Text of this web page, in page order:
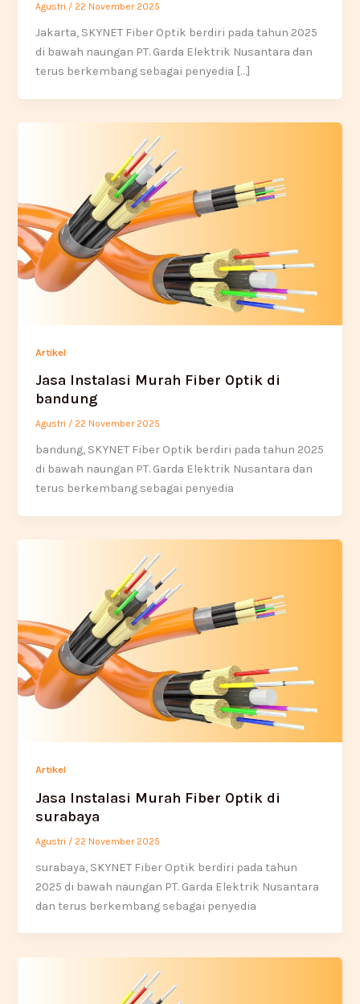
Agustri / 22 November 2025
Jakarta, SKYNET Fiber Optik berdiri pada tahun 2025
di bawah naungan PT. Garda Elektrik Nusantara dan
terus berkembang sebagai penyedia […]
Artikel
Jasa Instalasi Murah Fiber Optik di
bandung
Agustri / 22 November 2025
bandung, SKYNET Fiber Optik berdiri pada tahun 2025
di bawah naungan PT. Garda Elektrik Nusantara dan
terus berkembang sebagai penyedia
Artikel
Jasa Instalasi Murah Fiber Optik di
surabaya
Agustri / 22 November 2025
surabaya, SKYNET Fiber Optik berdiri pada tahun
2025 di bawah naungan PT. Garda Elektrik Nusantara
dan terus berkembang sebagai penyedia